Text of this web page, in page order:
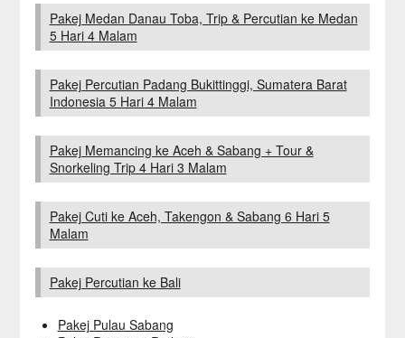
Pakej Medan Danau Toba, Trip & Percutian ke Medan
5 Hari 4 Malam
Pakej Percutian Padang Bukittinggi, Sumatera Barat
Indonesia 5 Hari 4 Malam
Pakej Memancing ke Aceh & Sabang + Tour &
Snorkeling Trip 4 Hari 3 Malam
Pakej Cuti ke Aceh, Takengon & Sabang 6 Hari 5
Malam
Pakej Percutian ke Bali
Pakej Pulau Sabang